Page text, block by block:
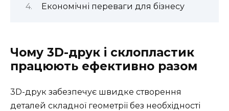
Економічні переваги для бізнесу
Чому 3D-друк і склопластик
працюють ефективно разом
3D-друк забезпечує швидке створення
деталей складної геометрії без необхідності